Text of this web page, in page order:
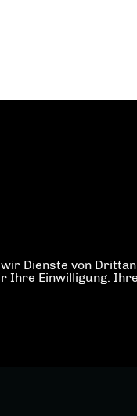
Dienste von
Einwilligung.